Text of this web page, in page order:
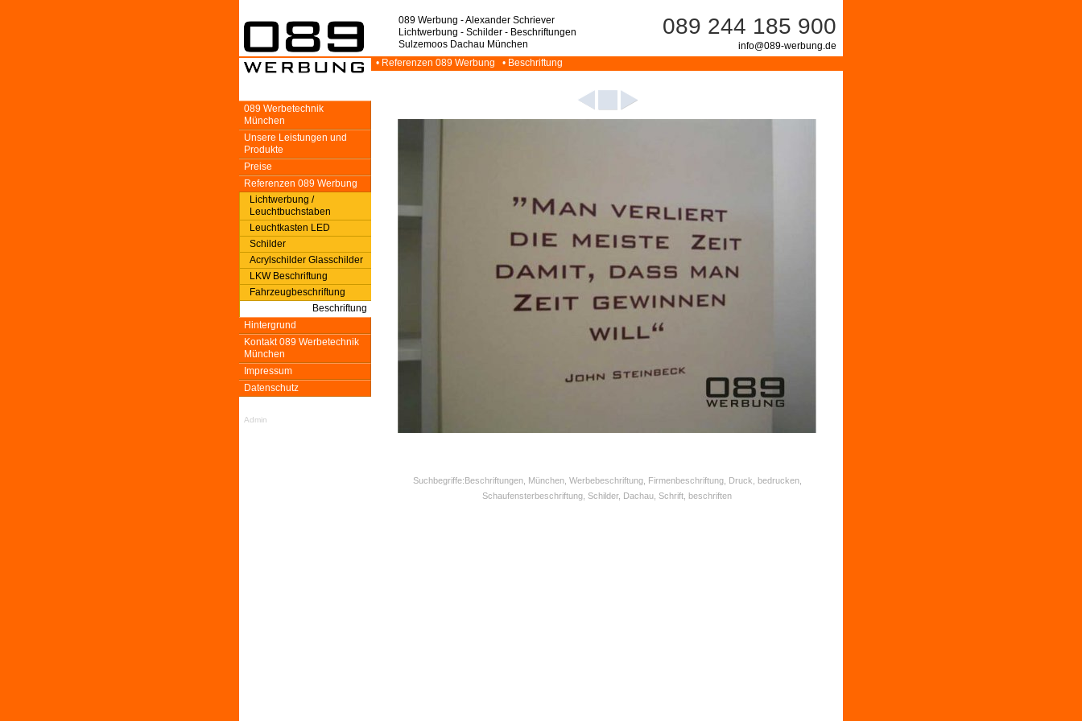
• Referenzen 089 Werbung • Beschriftung
089 Werbung - Alexander Schriever
Lichtwerbung - Schilder - Beschriftungen
Sulzemoos Dachau München
089 244 185 900
info@089-werbung.de
Suchbegriffe:Beschriftungen, München, Werbebeschriftung, Firmenbeschriftung, Druck, bedrucken,
Schaufensterbeschriftung, Schilder, Dachau, Schrift, beschriften
089 Werbetechnik
München
Unsere Leistungen und
Produkte
Preise
Referenzen 089 Werbung
Lichtwerbung /
Leuchtbuchstaben
Leuchtkasten LED
Schilder
Acrylschilder Glasschilder
LKW Beschriftung
Fahrzeugbeschriftung
Beschriftung
Hintergrund
Kontakt 089 Werbetechnik
München
Impressum
Datenschutz
Admin